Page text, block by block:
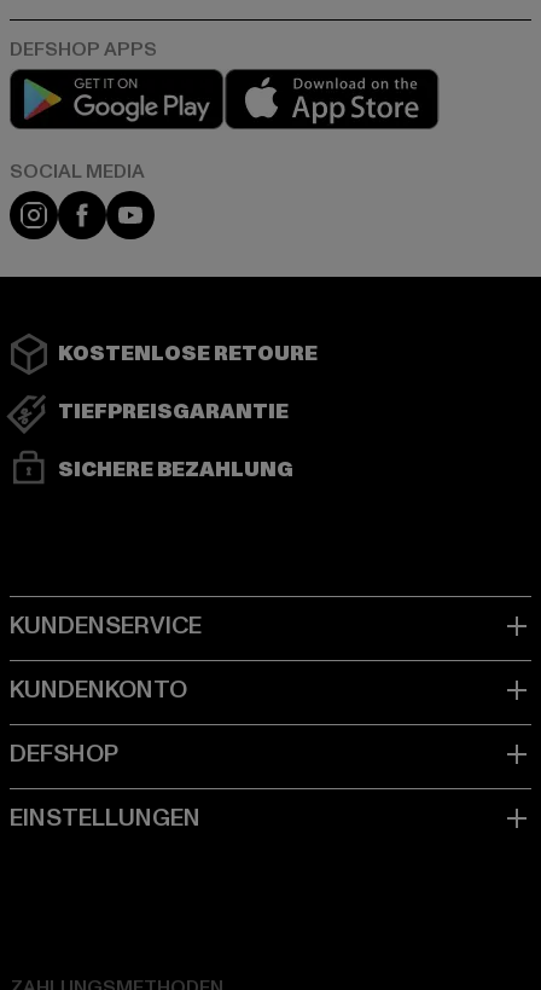
Play market
Instagram
FacebookYouTube
KOSTENLOSE RETOURE
TIEFPREISGARANTIE
SICHERE BEZAHLUNG